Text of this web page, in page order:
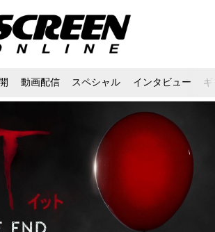
動画配信 スペシャル インタビュー